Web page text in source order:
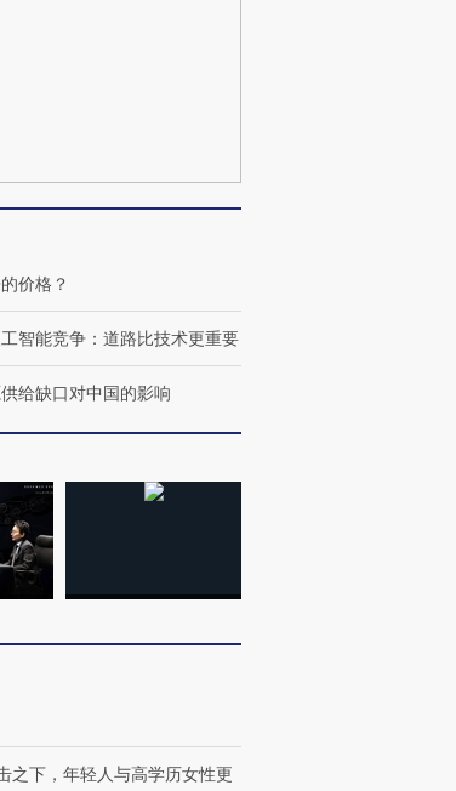
马航飞行员跨国走私7万
粒摇头丸 尿检体内含3种
毒品
价格？
智能竞争：道路比技术更重要
给缺口对中国的影响
之下，年轻人与高学历女性更